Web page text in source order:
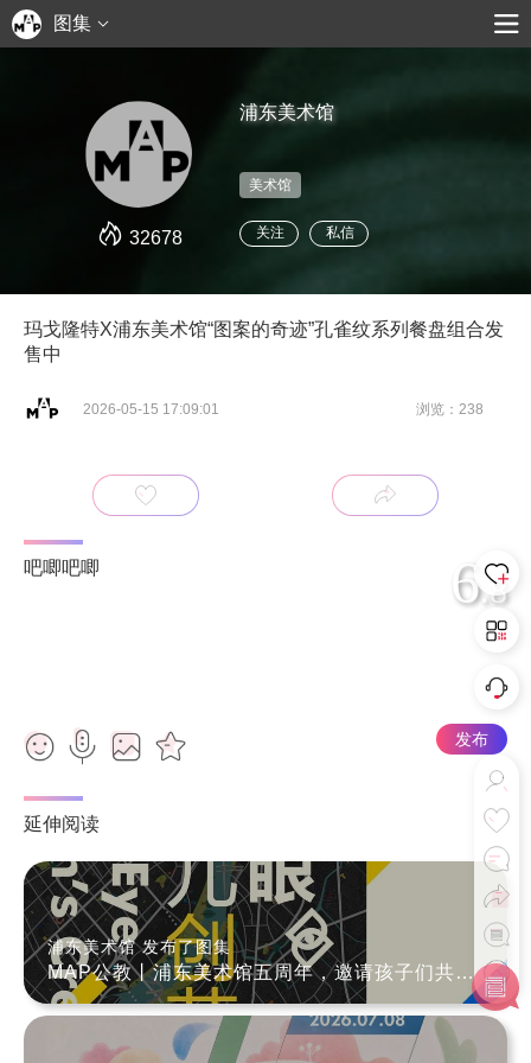
图集
32678
浦东美术馆
美术馆
关注 私信
玛戈隆特X浦东美术馆“图案的奇迹”孔雀纹系列餐盘组合发
售中
2026-05-15 17:09:01 浏览：238
6.8
吧唧吧唧
发布
延伸阅读
浦东美术馆 发布了图集
MAP公教丨浦东美术馆五周年，邀请孩子们共创一座城